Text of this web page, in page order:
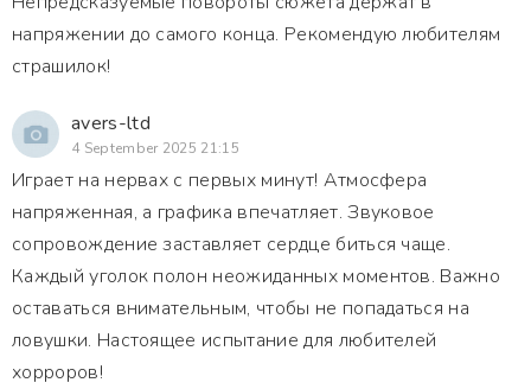
напряжении до самого конца. Рекомендую любителям
страшилок!
avers-ltd
4 September 2025 21:15
Играет на нервах с первых минут! Атмосфера
напряженная, а графика впечатляет. Звуковое
сопровождение заставляет сердце биться чаще.
Каждый уголок полон неожиданных моментов. Важно
оставаться внимательным, чтобы не попадаться на
ловушки. Настоящее испытание для любителей
хорроров!